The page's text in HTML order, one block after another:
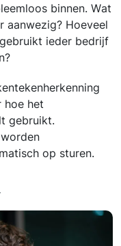
binnen. Wat
aanwezig? Hoeveel
ieder bedrijf
hoe het
gebruikt.
op sturen.